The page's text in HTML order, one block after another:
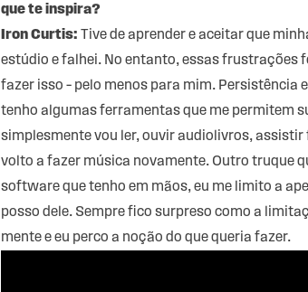
que te inspira?
Iron Curtis: Tive de aprender e aceitar que
estúdio e falhei. No entanto, essas frustrações
fazer isso – pelo menos para mim. Persistência
tenho algumas ferramentas que me permitem
simplesmente vou ler, ouvir audiolivros, assistir
volto a fazer música novamente. Outro truque
software que tenho em mãos, eu me limito a
posso dele. Sempre fico surpreso como a
mente e eu perco a noção do que queria fazer.